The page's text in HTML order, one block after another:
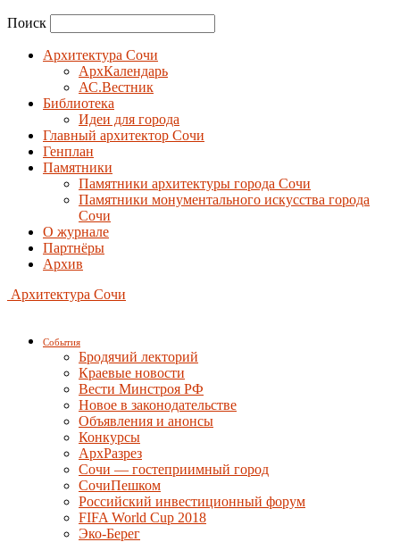
Поиск
Архитектура Сочи
АрхКалендарь
АС.Вестник
Библиотека
Идеи для города
Главный архитектор Сочи
Генплан
Памятники
Памятники архитектуры города Сочи
Памятники монументального искусства города
Сочи
О журнале
Партнёры
Архив
Архитектура Сочи
События
Бродячий лекторий
Краевые новости
Вести Минстроя РФ
Новое в законодательстве
Объявления и анонсы
Конкурсы
АрхРазрез
Сочи — гостеприимный город
СочиПешком
Российский инвестиционный форум
FIFA World Cup 2018
Эко-Берег